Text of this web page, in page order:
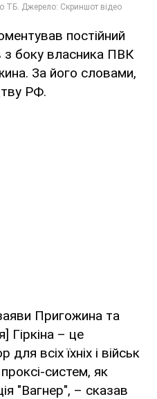
постійний
з боку власника ПВК
За його словами,
РФ.
Пригожина та
Гіркіна – це
всіх їхніх і військ
систем, як
"Вагнер", – сказав